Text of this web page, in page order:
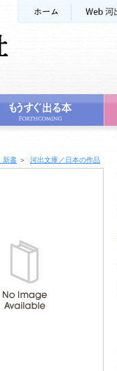
新書 ＞ 河出文庫／日本の作品